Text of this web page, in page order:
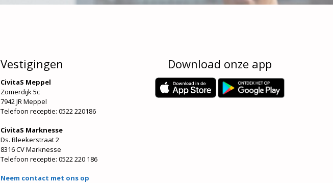
Vestigingen
CivitaS Meppel
Zomerdijk 5c
7942 JR Meppel
Telefoon receptie: 0522 220186
CivitaS Marknesse
Ds. Bleekerstraat 2
8316 CV Marknesse
Telefoon receptie: 0522 220 186
Neem contact met ons op
Download onze app